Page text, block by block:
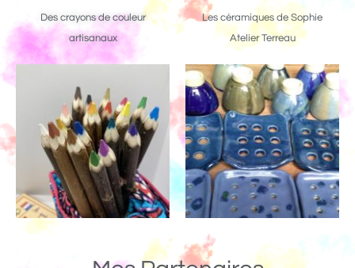
Des crayons de couleur
artisanaux
Les céramiques de Sophie
Atelier Terreau